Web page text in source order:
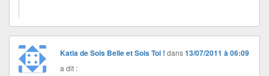
Katia de Sois Belle et Sois Toi ! dans13/07/2011 à 06:09
a dit :